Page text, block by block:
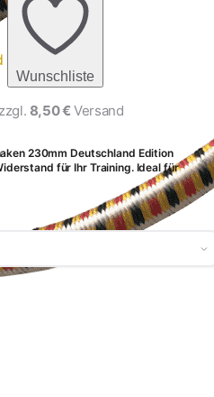
Wunschliste
8,50 € Versand
230mm Deutschland Edition
für Ihr Training. Ideal für